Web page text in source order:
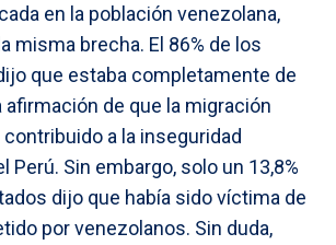
en la población venezolana,
misma brecha. El 86% de los
que estaba completamente de
afirmación de que la migración
a la inseguridad
Perú. Sin embargo, solo un 13,8%
dijo que había sido víctima de
por venezolanos. Sin duda,